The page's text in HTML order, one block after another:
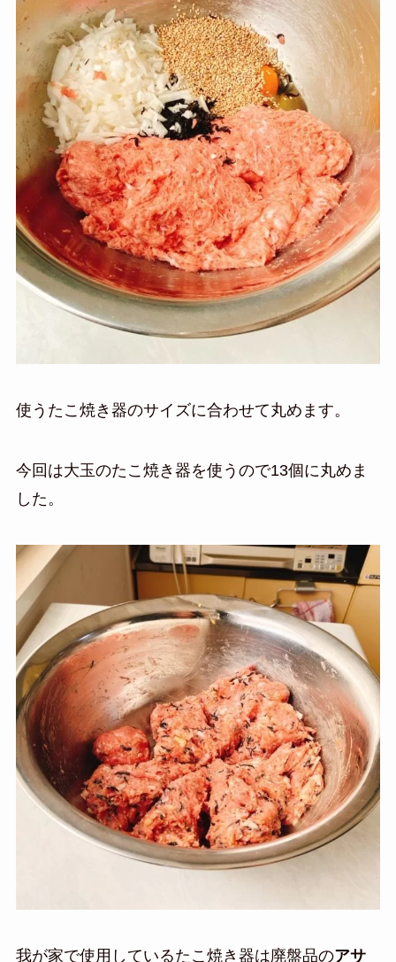
使うたこ焼き器のサイズに合わせて丸めます。
今回は大玉のたこ焼き器を使うので13個に丸めま
した。
我が家で使用しているたこ焼き器は廃盤品のアサ